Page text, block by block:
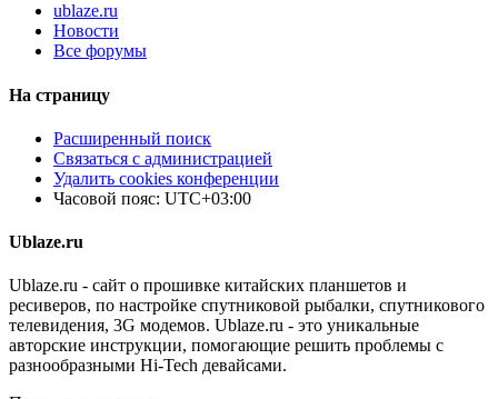
ublaze.ru
Новости
Все форумы
На страницу
Расширенный поиск
Связаться с администрацией
Удалить cookies конференции
Часовой пояс: UTC+03:00
Ublaze.ru
Ublaze.ru - сайт о прошивке китайских планшетов и
ресиверов, по настройке спутниковой рыбалки, спутникового
телевидения, 3G модемов. Ublaze.ru - это уникальные
авторские инструкции, помогающие решить проблемы с
разнообразными Hi-Tech девайсами.